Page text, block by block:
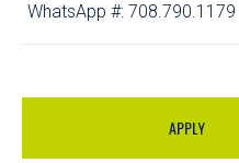
WhatsApp #: 708.790.1179
APPLY